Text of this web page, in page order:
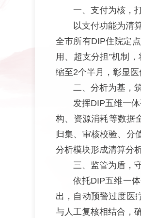
一、支付为核，
以支付功能为清
全市所有DIP住院定
用、超支分担”机制
缩至2个半月，彰显医
二、分析为基，
发挥DIP五维一
构、资源消耗等数据
归集、审核校验、分
分析模块形成清算分
三、监管为盾，
依托DIP五维一
出，自动预警过度医
与人工复核相结合，